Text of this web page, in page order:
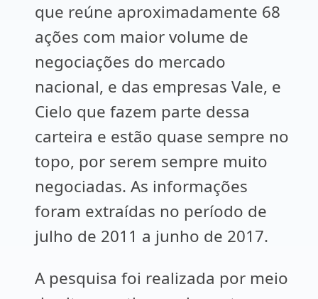
que reúne aproximadamente 68
ações com maior volume de
negociações do mercado
nacional, e das empresas Vale, e
Cielo que fazem parte dessa
carteira e estão quase sempre no
topo, por serem sempre muito
negociadas. As informações
foram extraídas no período de
julho de 2011 a junho de 2017.
A pesquisa foi realizada por meio